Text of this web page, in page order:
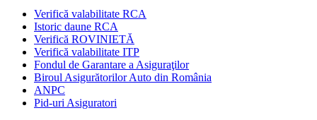
Verifică valabilitate RCA
Istoric daune RCA
Verifică ROVINIETĂ
Verifică valabilitate ITP
Fondul de Garantare a Asiguraţilor
Biroul Asigurătorilor Auto din România
ANPC
Pid-uri Asiguratori